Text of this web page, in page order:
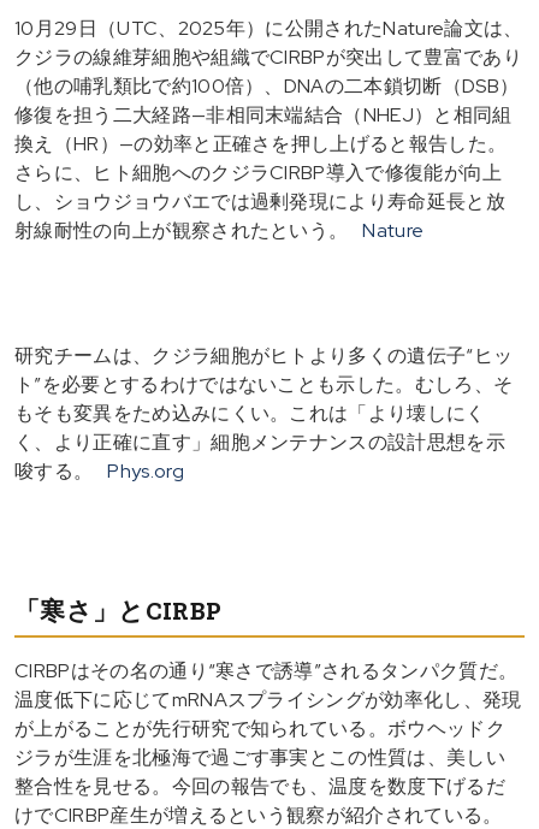
10月29日（UTC、2025年）に公開されたNature論文は、
クジラの線維芽細胞や組織でCIRBPが突出して豊富であり
（他の哺乳類比で約100倍）、DNAの二本鎖切断（DSB）
修復を担う二大経路—非相同末端結合（NHEJ）と相同組
換え（HR）—の効率と正確さを押し上げると報告した。
さらに、ヒト細胞へのクジラCIRBP導入で修復能が向上
し、ショウジョウバエでは過剰発現により寿命延長と放
射線耐性の向上が観察されたという。
Nature
研究チームは、クジラ細胞がヒトより多くの遺伝子“ヒッ
ト”を必要とするわけではないことも示した。むしろ、そ
もそも変異をため込みにくい。これは「より壊しにく
く、より正確に直す」細胞メンテナンスの設計思想を示
唆する。
Phys.org
「寒さ」とCIRBP
CIRBPはその名の通り“寒さで誘導”されるタンパク質だ。
温度低下に応じてmRNAスプライシングが効率化し、発現
が上がることが先行研究で知られている。ボウヘッドク
ジラが生涯を北極海で過ごす事実とこの性質は、美しい
整合性を見せる。今回の報告でも、温度を数度下げるだ
けでCIRBP産生が増えるという観察が紹介されている。